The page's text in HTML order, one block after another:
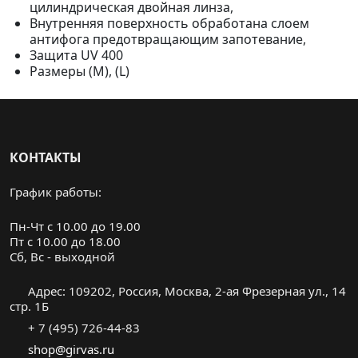
цилиндрическая двойная линза,
Внутренняя поверхность обработана слоем
антифога предотвращающим запотевание,
Защита UV 400
Размеры (M), (L)
КОНТАКТЫ
График работы:
Пн-Чт с 10.00 до 19.00
Пт с 10.00 до 18.00
Cб, Вс - выходной
Адрес: 109202, Россия, Москва, 2-ая Фрезерная ул., 14
стр. 1Б
+ 7 (495) 726-44-83
shop@girvas.ru